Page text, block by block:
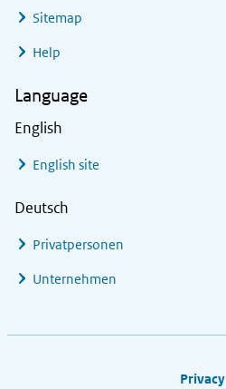
Sitemap
Help
Language
English
English site
Deutsch
Privatpersonen
Unternehmen
Privacy